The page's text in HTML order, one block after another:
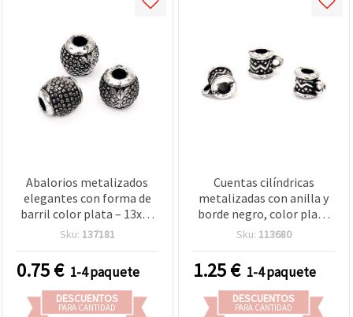
Abalorios metalizados
elegantes con forma de
barril color plata – 13x13
mm, agujero de 5 mm, ~18
para bisutería artesanal,
accesorios de moda y
manualidades creativas
(DIY)
Sku: 137181
0.75€ 1-4 paquete
DESCUENTOS
PARA CANTIDAD
Cuentas cilíndricas
metalizadas con anilla y
borde negro, color plata
11x8 mm, agujero 4 mm -
Sku: 113680
1.25€ 1-4 paquete
DESCUENTOS
PARA CANTIDAD